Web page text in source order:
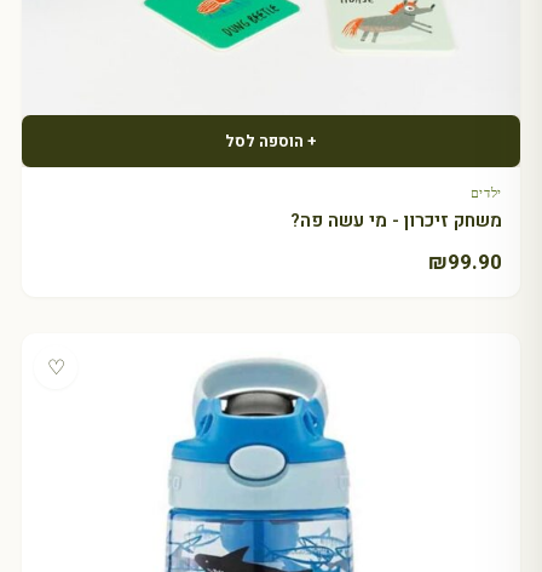
+ הוספה לסל
ילדים
משחק זיכרון - מי עשה פה?
₪99.90
♡